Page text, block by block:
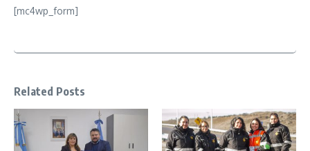
[mc4wp_form]
Related Posts